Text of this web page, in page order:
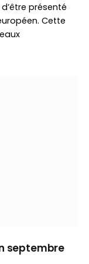
présenté
Cette
septembre